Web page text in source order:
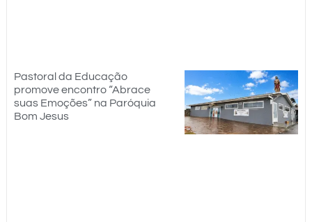
Pastoral da Educação
promove encontro “Abrace
suas Emoções” na Paróquia
Bom Jesus